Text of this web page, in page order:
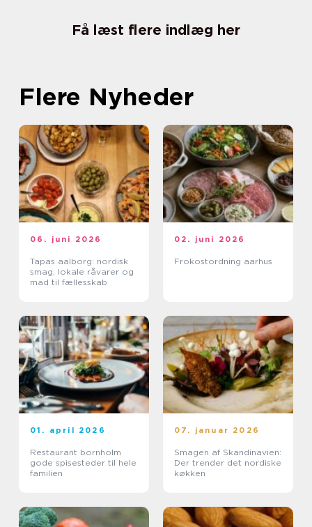
Få læst flere indlæg her
Flere Nyheder
06. juni 2026
Tapas aalborg: nordisk
smag, lokale råvarer og
mad til fællesskab
02. juni 2026
Frokostordning aarhus
01. april 2026
Restaurant bornholm
gode spisesteder til hele
familien
07. januar 2026
Smagen af Skandinavien:
Der trender det nordiske
køkken